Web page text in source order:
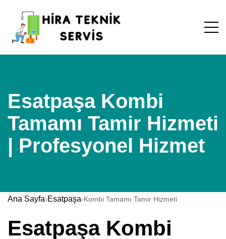
Esatpaşa Kombi
Tamamı Tamir Hizmeti
| Profesyonel Hizmet
Ana Sayfa›Esatpaşa›Kombi Tamamı Tamir Hizmeti
Esatpaşa Kombi